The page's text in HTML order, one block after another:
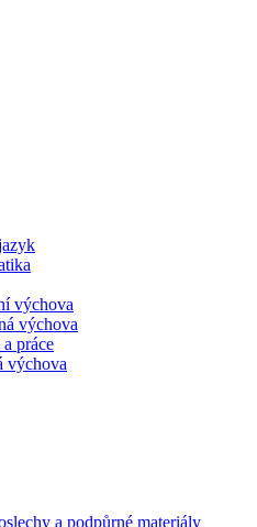
výchova
výchova
práce
výchova
a podpůrné materiály